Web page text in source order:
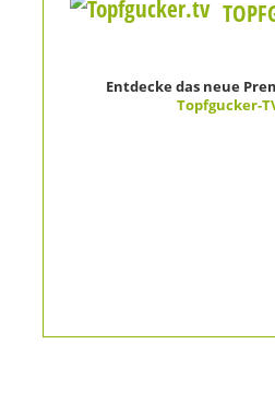
Entdecke das neue
Topfgucker-